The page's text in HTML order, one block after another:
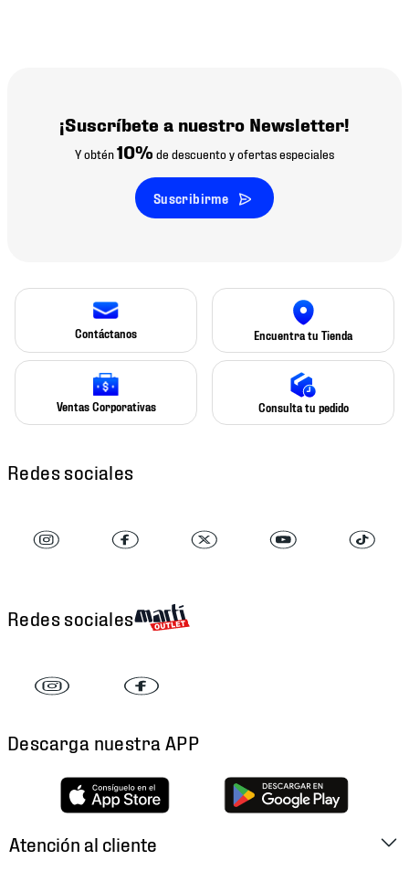
¡Suscríbete a nuestro Newsletter!
Y obtén10% de descuento y ofertas especiales
Suscribirme
Contáctanos Encuentra tu Tienda
Ventas Corporativas Consulta tu pedido
Redes sociales
Redes sociales
Descarga nuestra APP
Atención al cliente